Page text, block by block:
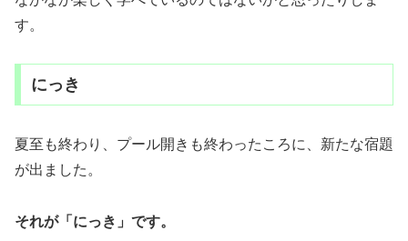
す。
にっき
夏至も終わり、プール開きも終わったころに、新たな宿題
が出ました。
それが「にっき」です。